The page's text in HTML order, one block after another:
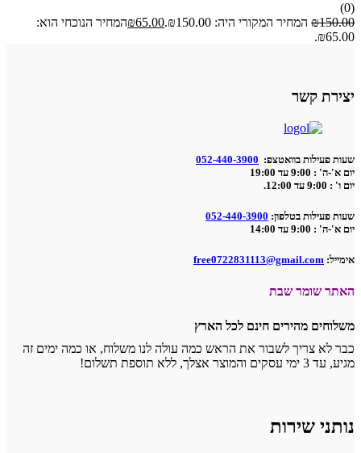
(0)
₪150.00 המחיר המקורי היה: ₪150.00. ₪65.00
המחיר הנוכחי הוא:
₪65.00.
יצירת קשר
שעות פעילות בוואטצפ: 052-440-3900
יום א'-ה' : 9:00 עד 19:00
יום ו' : 9:00 עד 12:00.
שעות פעילות בטלפון: 052-440-3900
יום א'-ה' : 9:00 עד 14:00
אימייל: free0722831113@gmail.com
האתר שומר שבת
משלוחים מהירים חינם לכל הארץ
כבר לא צריך לשבור את הראש כמה עולה לנו משלוח, או כמה ימים זה
מגיע, עד 3 ימי עסקים והמוצר אצלך, ללא תוספת תשלום!
נותני שירות